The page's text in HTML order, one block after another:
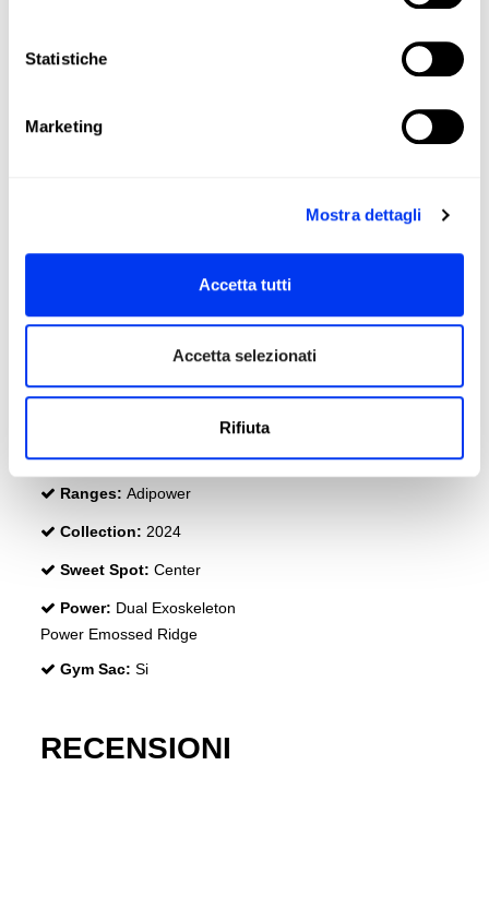
Statistiche
Marketing
Mostra dettagli
Accetta tutti
Accetta selezionati
Rifiuta
Balance:
Superficie:
Energia: Dual Exoeskeleton
Power Embossed Ridge
Durability : Structural Reinforcement
Smart Holes Curve
Spin Blade Mold
Ranges: Adipower
Collection: 2024
Sweet Spot: Center
Power: Dual Exoskeleton
Power Emossed Ridge
Gym Sac: Si
RECENSIONI